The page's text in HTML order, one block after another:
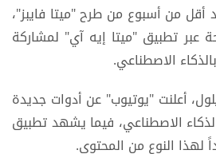
من أسبوع من طرح "ميتا فايبز"،
تطبيق "ميتا إيه آي" لمشاركة
الاصطناعي.
أعلنت "يوتيوب" عن أدوات جديدة
الاصطناعي، فيما يشهد تطبيق
لهذا النوع من المحتوى.